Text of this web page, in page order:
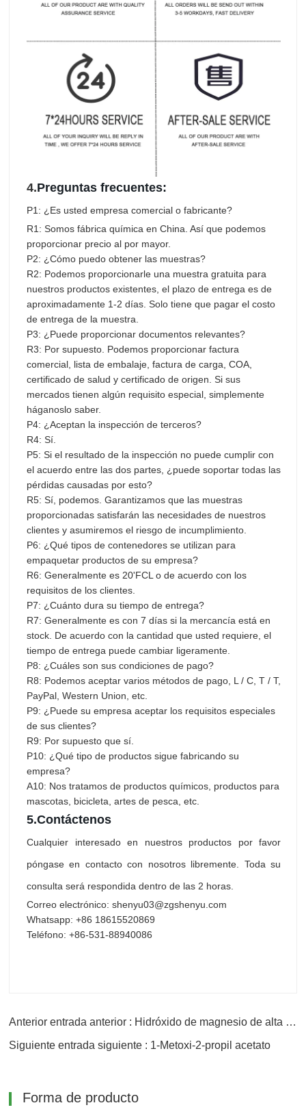
4.Preguntas frecuentes:
P1: ¿Es usted empresa comercial o fabricante?
R1: Somos fábrica química en China. Así que podemos
proporcionar precio al por mayor.
P2: ¿Cómo puedo obtener las muestras?
R2: Podemos proporcionarle una muestra gratuita para
nuestros productos existentes, el plazo de entrega es de
aproximadamente 1-2 días. Solo tiene que pagar el costo
de entrega de la muestra.
P3: ¿Puede proporcionar documentos relevantes?
R3: Por supuesto. Podemos proporcionar factura
comercial, lista de embalaje, factura de carga, COA,
certificado de salud y certificado de origen. Si sus
mercados tienen algún requisito especial, simplemente
háganoslo saber.
P4: ¿Aceptan la inspección de terceros?
R4: Sí.
P5: Si el resultado de la inspección no puede cumplir con
el acuerdo entre las dos partes, ¿puede soportar todas las
pérdidas causadas por esto?
R5: Sí, podemos. Garantizamos que las muestras
proporcionadas satisfarán las necesidades de nuestros
clientes y asumiremos el riesgo de incumplimiento.
P6: ¿Qué tipos de contenedores se utilizan para
empaquetar productos de su empresa?
R6: Generalmente es 20'FCL o de acuerdo con los
requisitos de los clientes.
P7: ¿Cuánto dura su tiempo de entrega?
R7: Generalmente es con 7 días si la mercancía está en
stock. De acuerdo con la cantidad que usted requiere, el
tiempo de entrega puede cambiar ligeramente.
P8: ¿Cuáles son sus condiciones de pago?
R8: Podemos aceptar varios métodos de pago, L / C, T / T,
PayPal, Western Union, etc.
P9: ¿Puede su empresa aceptar los requisitos especiales
de sus clientes?
R9: Por supuesto que sí.
P10: ¿Qué tipo de productos sigue fabricando su
empresa?
A10: Nos tratamos de productos químicos, productos para
mascotas, bicicleta, artes de pesca, etc.
5.Contáctenos
Cualquier interesado en nuestros productos por favor
póngase en contacto con nosotros libremente. Toda su
consulta será respondida dentro de las 2 horas.
Correo electrónico: shenyu03@zgshenyu.com
Whatsapp: +86 18615520869
Teléfono: +86-531-88940086
Anterior entrada anterior : Hidróxido de magnesio de alta pureza con CAS No. 1309-42-8
Siguiente entrada siguiente : 1-Metoxi-2-propil acetato
Forma de producto